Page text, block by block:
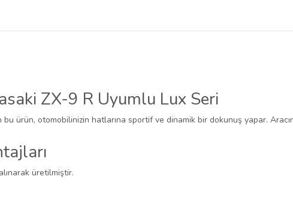
ZX-9 R Uyumlu Lux Seri
ürün, otomobilinizin hatlarına sportif ve dinamik bir dokunuş yapar.
üretilmiştir.